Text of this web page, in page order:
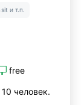
и т.п.
free
человек.